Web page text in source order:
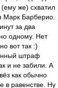
же) схватил
Марк Барберио.
за два
одному. Нет
вот так :)
штраф
и не забили. А
как обычно
в равенстве. Ну